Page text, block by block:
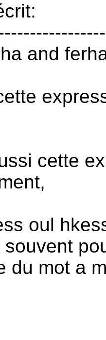
and
cette
oul
souvent
du mot a